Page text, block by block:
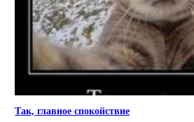
Так, главное спокойствие